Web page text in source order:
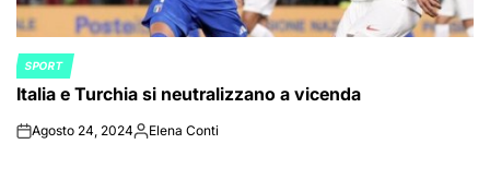
POSTED
IN
SPORT
Italia e Turchia si neutralizzano a vicenda
onAgosto 24, 2024Posted
Elena Conti